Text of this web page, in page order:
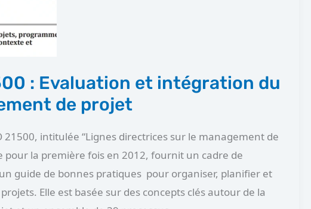
: Evaluation et intégration du
de projet
21500, intitulée “Lignes directrices sur le management de
pour la première fois en 2012, fournit un cadre de
guide de bonnes pratiques pour organiser, planifier et
Elle est basée sur des concepts clés autour de la